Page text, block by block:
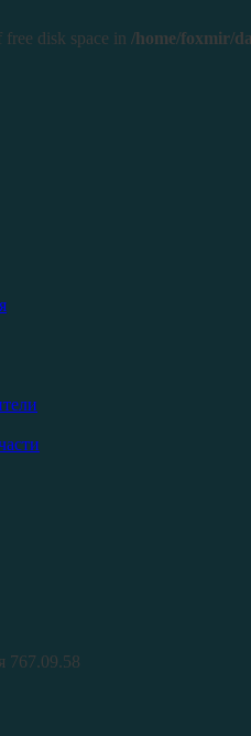
disk space in /home/foxmir/
767.09.58